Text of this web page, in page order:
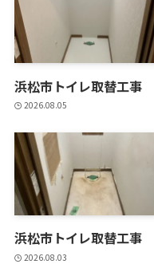
浜松市トイレ取替工事
2026.08.05
浜松市トイレ取替工事
2026.08.03